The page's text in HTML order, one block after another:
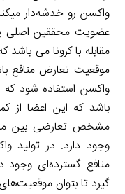
واکسن رو خدشه‌دار
عضویت محققین اصلی
مقابله با کرونا می
موقعیت تعارض منافع
واکسن استفاده شود که
باشد که این اعضا از
مشخص تعارضی بین
وجود دارد. در تولید
منافع گسترده‌ای وجود
گیرد تا بتوان